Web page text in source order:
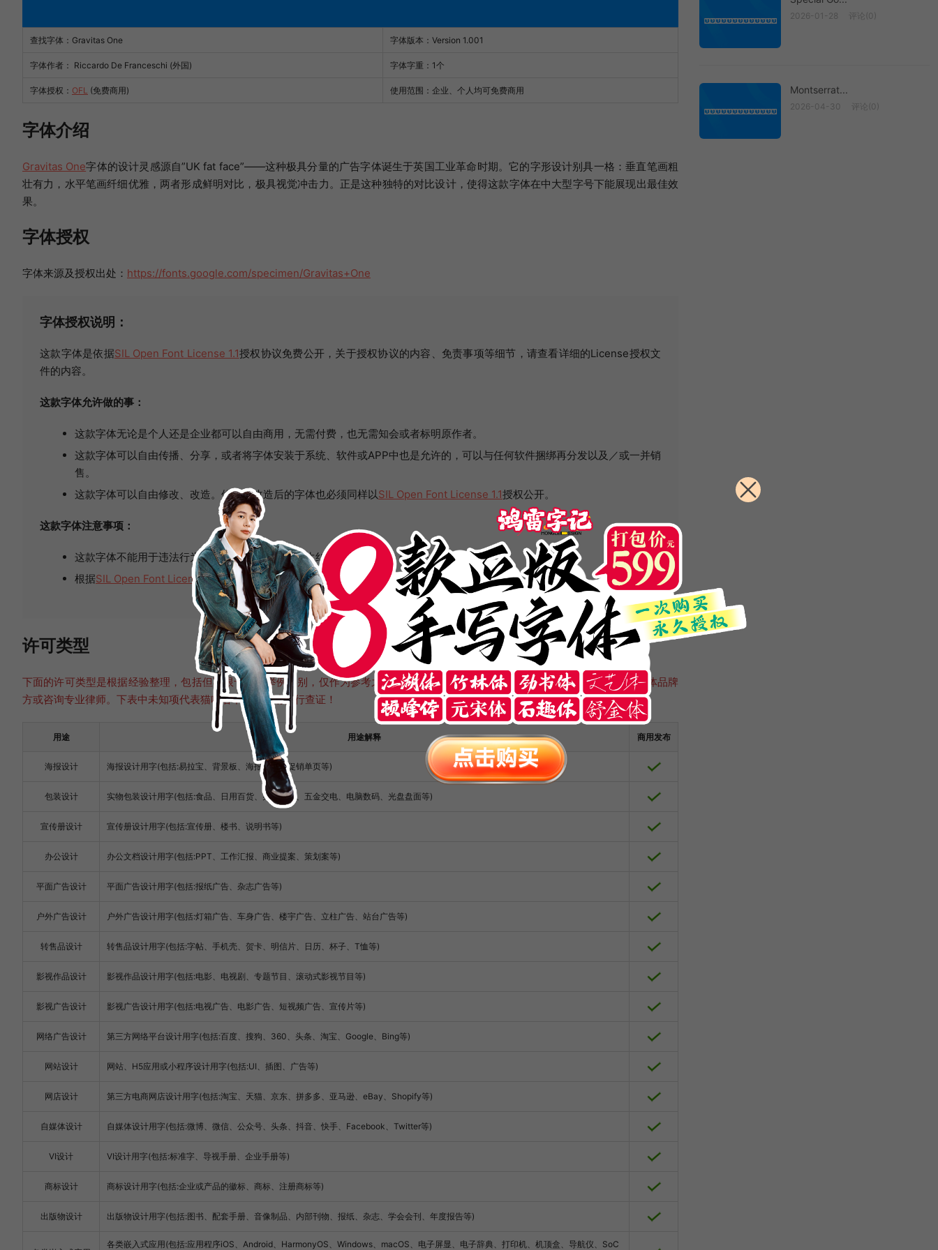
查找字体： Gravitas One 字体版本：Version 1.001
字体作者： Riccardo De Franceschi (外国) 字体字重：1个
字体授权： OFL (免费商用) 使用范围：企业、个人均可免费商用
字体介绍
Gravitas One字体的设计灵感源自”UK fat face”——这种极具分量的广告字体诞生于英国工业革命时期。它的字形设计别具一格：垂直笔画粗
壮有力，水平笔画纤细优雅，两者形成鲜明对比，极具视觉冲击力。正是这种独特的对比设计，使得这款字体在中大型字号下能展现出最佳效
果。
字体授权
字体来源及授权出处： https://fonts.google.com/specimen/Gravitas+One
字体授权说明：
这款字体是依据SIL Open Font License 1.1授权协议免费公开，关于授权协议的内容、免责事项等细节，请查看详细的License授权文
件的内容。
这款字体允许做的事：
这款字体无论是个人还是企业都可以自由商用，无需付费，也无需知会或者标明原作者。
这款字体可以自由传播、分享，或者将字体安装于系统、软件或APP中也是允许的，可以与任何软件捆绑再分发以及／或一并销
售。
这款字体可以自由修改、改造。修改或改造后的字体也必须同样以SIL Open Font License 1.1授权公开。
这款字体注意事项：
这款字体不能用于违法行为，如因使用这款字体产生纠纷或法律诉讼，作者不承担任何责任。
根据SIL Open Font License 1.1的规定，禁止单独出售字体文件(OTF/TTF文件)的行为。
许可类型
下面的许可类型是根据经验整理，包括但不限于以下举例类别，仅作为参考之用，并不代表法律建议。如有疑问或异议，请自行咨询字体品牌
方或咨询专业律师。下表中未知项代表猫啃君不确定，请自行查证！
用途 用途解释 商用发布
海报设计 海报设计用字(包括:易拉宝、背景板、海报喷绘、促销单页等)
包装设计 实物包装设计用字(包括:食品、日用百货、办公文具、五金交电、电脑数码、光盘盘面等)
宣传册设计 宣传册设计用字(包括:宣传册、楼书、说明书等)
办公设计 办公文档设计用字(包括:PPT、工作汇报、商业提案、策划案等)
平面广告设计 平面广告设计用字(包括:报纸广告、杂志广告等)
户外广告设计 户外广告设计用字(包括:灯箱广告、车身广告、楼宇广告、立柱广告、站台广告等)
转售品设计 转售品设计用字(包括:字帖、手机壳、贺卡、明信片、日历、杯子、T恤等)
影视作品设计 影视作品设计用字(包括:电影、电视剧、专题节目、滚动式影视节目等)
影视广告设计 影视广告设计用字(包括:电视广告、电影广告、短视频广告、宣传片等)
网络广告设计 第三方网络平台设计用字(包括:百度、搜狗、360、头条、淘宝、Google、Bing等)
网站设计 网站、H5应用或小程序设计用字(包括:UI、插图、广告等)
网店设计 第三方电商网店设计用字(包括:淘宝、天猫、京东、拼多多、亚马逊、eBay、Shopify等)
自媒体设计 自媒体设计用字(包括:微博、微信、公众号、头条、抖音、快手、Facebook、Twitter等)
VI设计 VI设计用字(包括:标准字、导视手册、企业手册等)
商标设计 商标设计用字(包括:企业或产品的徽标、商标、注册商标等)
出版物设计 出版物设计用字(包括:图书、配套手册、音像制品、内部刊物、报纸、杂志、学会会刊、年度报告等)
各类嵌入式应用(包括:应用程序iOS、Android、HarmonyOS、Windows、macOS、电子屏显、电子辞典、打印机、机顶盒、导航仪、SoC
Special Go...
2026-01-28 评论(0)
Montserrat...
Montserrat...
2026-04-30 评论(0)